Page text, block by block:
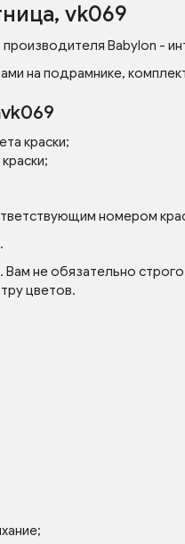
vk069
Babylon -
подрамнике,
краски;
номером
не обязательно
цветов.